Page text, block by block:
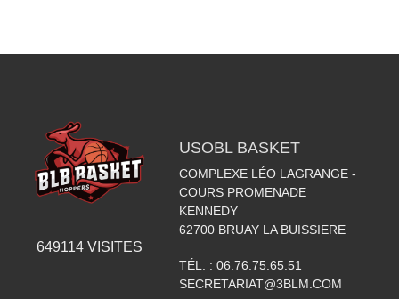
649114VISITES
USOBL BASKET
COMPLEXE LÉO LAGRANGE -
COURS PROMENADE
KENNEDY
62700 BRUAY LA BUISSIERE
TÉL. : 06.76.75.65.51
SECRETARIAT@3BLM.COM